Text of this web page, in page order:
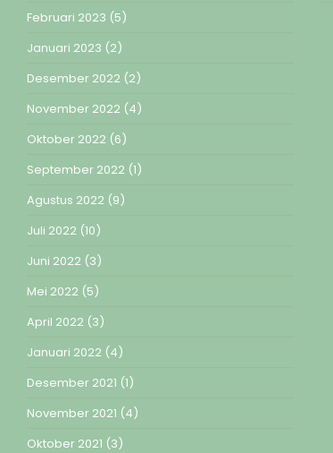
Februari 2023 (5)
Januari 2023 (2)
Desember 2022 (2)
November 2022 (4)
Oktober 2022 (6)
September 2022 (1)
Agustus 2022 (9)
Juli 2022 (10)
Juni 2022 (3)
Mei 2022 (5)
April 2022 (3)
Januari 2022 (4)
Desember 2021 (1)
November 2021 (4)
Oktober 2021 (3)